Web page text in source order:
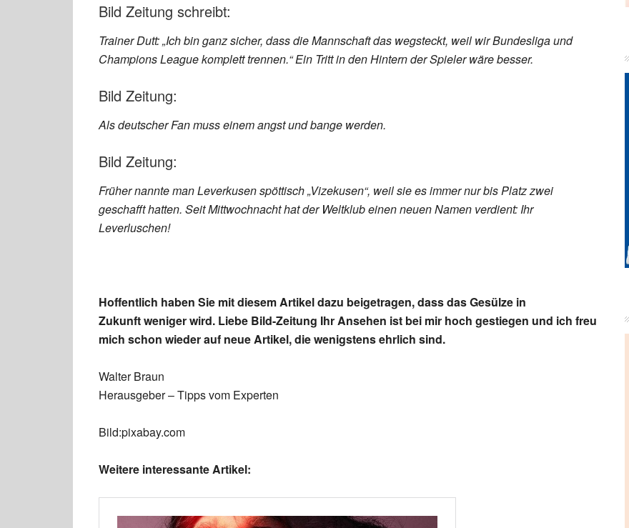
Bild Zeitung schreibt:
Trainer Dutt: „Ich bin ganz sicher, dass die Mannschaft das wegsteckt, weil wir Bundesliga und
Champions League komplett trennen.“ Ein Tritt in den Hintern der Spieler wäre besser.
Bild Zeitung:
Als deutscher Fan muss einem angst und bange werden.
Bild Zeitung:
Früher nannte man Leverkusen spöttisch „Vizekusen“, weil sie es immer nur bis Platz zwei
geschafft hatten. Seit Mittwochnacht hat der Weltklub einen neuen Namen verdient: Ihr
Leverluschen!
Hoffentlich haben Sie mit diesem Artikel dazu beigetragen, dass das Gesülze in
Zukunft weniger wird. Liebe Bild-Zeitung Ihr Ansehen ist bei mir hoch gestiegen und ich freu
mich schon wieder auf neue Artikel, die wenigstens ehrlich sind.
Walter Braun
Herausgeber – Tipps vom Experten
Bild:pixabay.com
Weitere interessante Artikel: